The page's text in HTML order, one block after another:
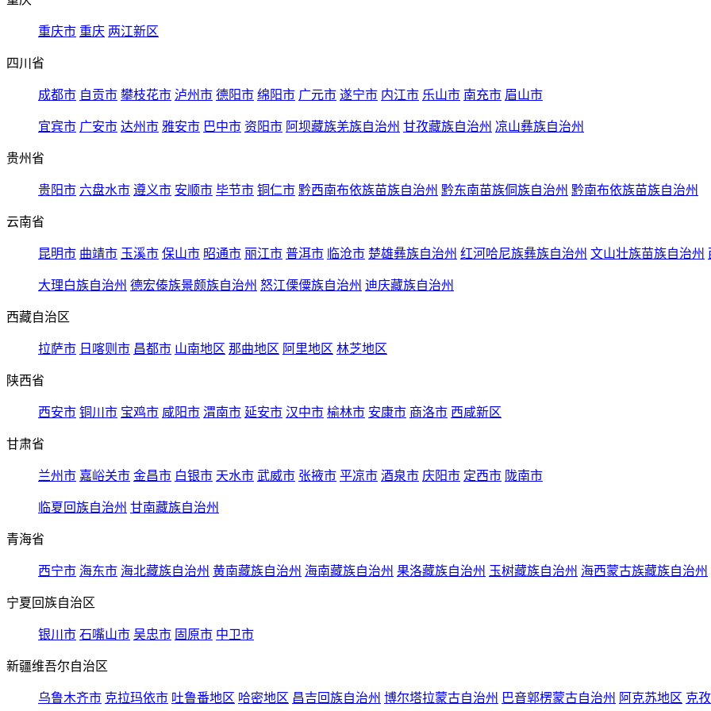
重庆市 重庆 两江新区
四川省
成都市 自贡市 攀枝花市 泸州市 德阳市 绵阳市 广元市 遂宁市 内江市 乐山市 南充市 眉山市
宜宾市 广安市 达州市 雅安市 巴中市 资阳市 阿坝藏族羌族自治州 甘孜藏族自治州 凉山彝族自治州
贵州省
贵阳市 六盘水市 遵义市 安顺市 毕节市 铜仁市 黔西南布依族苗族自治州 黔东南苗族侗族自治州 黔南布依族苗族自治州
云南省
昆明市 曲靖市 玉溪市 保山市 昭通市 丽江市 普洱市 临沧市 楚雄彝族自治州 红河哈尼族彝族自治州 文山壮族苗族自治州
大理白族自治州 德宏傣族景颇族自治州 怒江傈僳族自治州 迪庆藏族自治州
西藏自治区
拉萨市 日喀则市 昌都市 山南地区 那曲地区 阿里地区 林芝地区
陕西省
西安市 铜川市 宝鸡市 咸阳市 渭南市 延安市 汉中市 榆林市 安康市 商洛市 西咸新区
甘肃省
兰州市 嘉峪关市 金昌市 白银市 天水市 武威市 张掖市 平凉市 酒泉市 庆阳市 定西市 陇南市
临夏回族自治州 甘南藏族自治州
青海省
西宁市 海东市 海北藏族自治州 黄南藏族自治州 海南藏族自治州 果洛藏族自治州 玉树藏族自治州 海西蒙古族藏族自治州
宁夏回族自治区
银川市 石嘴山市 吴忠市 固原市 中卫市
新疆维吾尔自治区
乌鲁木齐市 克拉玛依市 吐鲁番地区 哈密地区 昌吉回族自治州 博尔塔拉蒙古自治州 巴音郭楞蒙古自治州 阿克苏地区 克